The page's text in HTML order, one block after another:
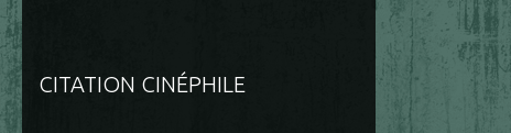
CITATION CINÉPHILE